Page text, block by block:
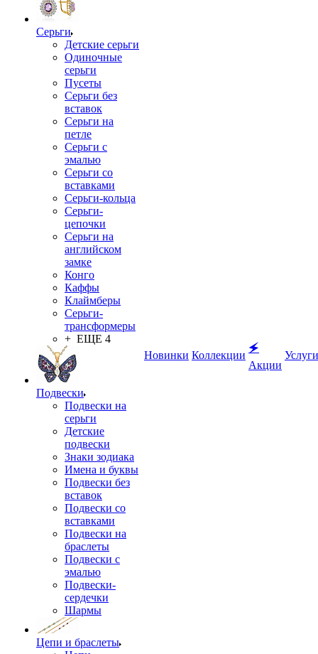
Серьги
Детские серьги
Одиночные
серьги
Пусеты
Серьги без
вставок
Серьги на
петле
Серьги с
эмалью
Серьги со
вставками
Серьги-кольца
Серьги-
цепочки
Серьги на
английском
замке
Конго
Каффы
Клаймберы
Серьги-
трансформеры
+ ЕЩЕ 4
Подвески
Подвески на
серьги
Детские
подвески
Знаки зодиака
Имена и буквы
Подвески без
вставок
Подвески со
вставками
Подвески на
браслеты
Подвески с
эмалью
Подвески-
сердечки
Шармы
Цепи и браслеты
Новинки Коллекции
🗲
Акции
Услуги